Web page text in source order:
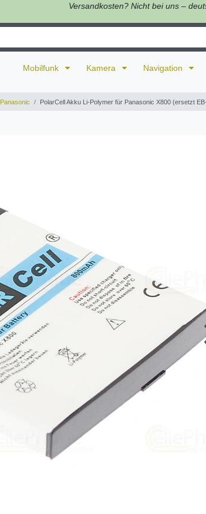
Versandkosten? Nicht bei uns –
Mobilfunk Kamera Navigation
Panasonic PolarCell Akku Li-Polymer für Panasonic X800 (ersetzt